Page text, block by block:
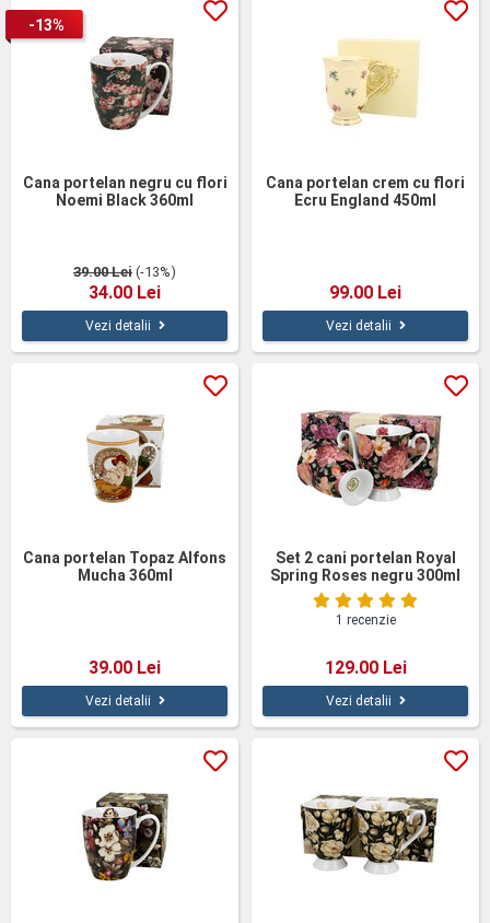
Cana portelan negru cu flori
Noemi Black 360ml
39.00 Lei (-13%)
34.00 Lei
-13%
Vezi detalii
Cana portelan crem cu flori
Ecru England 450ml
99.00 Lei
Vezi detalii
Cana portelan Topaz Alfons
Mucha 360ml
39.00 Lei
Vezi detalii
Set 2 cani portelan Royal
Spring Roses negru 300ml
1 recenzie
129.00 Lei
Vezi detalii